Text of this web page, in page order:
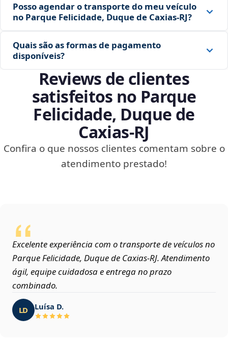
Posso agendar o transporte do meu veículo
no Parque Felicidade, Duque de Caxias‑RJ?
Quais são as formas de pagamento
disponíveis?
Reviews de clientes
satisfeitos no Parque
Felicidade, Duque de
Caxias‑RJ
Confira o que nossos clientes comentam sobre o
atendimento prestado!
Excelente experiência com o transporte de veículos no
Parque Felicidade, Duque de Caxias‑RJ. Atendimento
ágil, equipe cuidadosa e entrega no prazo
combinado.
LD Luísa D.